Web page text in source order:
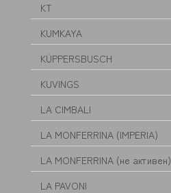
KT
KUMKAYA
KÜPPERSBUSCH
KUVINGS
LA CIMBALI
LA MONFERRINA (IMPERIA)
LA MONFERRINA (не активен)
LA PAVONI